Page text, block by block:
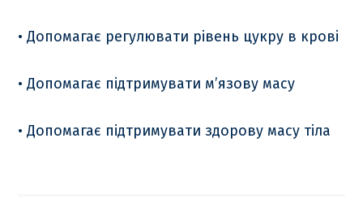
• Допомагає регулювати рівень цукру в крові
• Допомагає підтримувати м’язову масу
• Допомагає підтримувати здорову масу тіла